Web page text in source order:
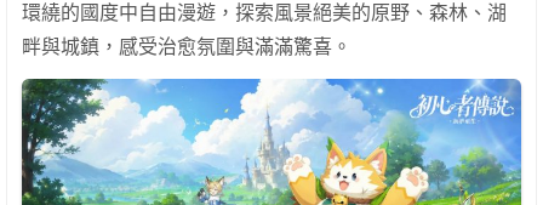
環繞的國度中自由漫遊，探索風景絕美的原野、森林、湖
畔與城鎮，感受治愈氛圍與滿滿驚喜。